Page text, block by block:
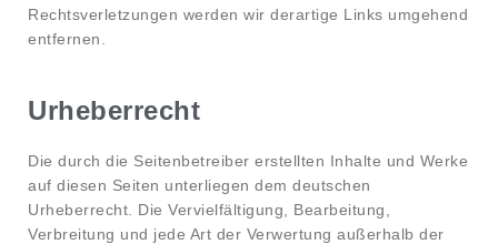
Rechtsverletzungen werden wir derartige Links umgehend
entfernen.
Urheberrecht
Die durch die Seitenbetreiber erstellten Inhalte und Werke
auf diesen Seiten unterliegen dem deutschen
Urheberrecht. Die Vervielfältigung, Bearbeitung,
Verbreitung und jede Art der Verwertung außerhalb der